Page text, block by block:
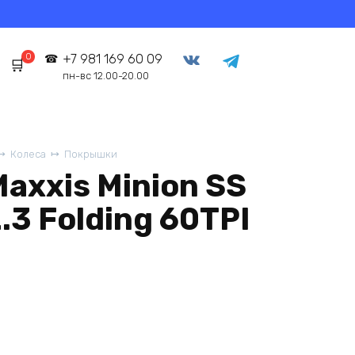
0 +7 981 169 60 09
пн-вс 12.00-20.00
Колеса Покрышки
Minion SS
Folding 60TPI